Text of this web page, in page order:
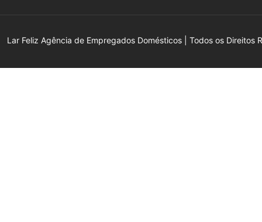
Lar Feliz Agência de Empregados Domésticos | Todos os Direitos